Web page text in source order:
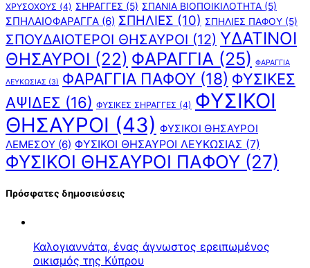
ΧΡΥΣΟΧΟΥΣ (4) ΣΗΡΑΓΓΕΣ (5) ΣΠΑΝΙΑ ΒΙΟΠΟΙΚΙΛΟΤΗΤΑ (5)
ΣΠΗΛΑΙΟΦΑΡΑΓΓΑ (6) ΣΠΗΛΙΕΣ (10) ΣΠΗΛΙΕΣ ΠΑΦΟΥ (5)
ΣΠΟΥΔΑΙΟΤΕΡΟΙ ΘΗΣΑΥΡΟΙ (12) ΥΔΑΤΙΝΟΙ
ΘΗΣΑΥΡΟΙ (22) ΦΑΡΑΓΓΙΑ (25) ΦΑΡΑΓΓΙΑ
ΛΕΥΚΩΣΙΑΣ (3) ΦΑΡΑΓΓΙΑ ΠΑΦΟΥ (18) ΦΥΣΙΚΕΣ
ΑΨΙΔΕΣ (16) ΦΥΣΙΚΕΣ ΣΗΡΑΓΓΕΣ (4) ΦΥΣΙΚΟΙ
ΘΗΣΑΥΡΟΙ (43) ΦΥΣΙΚΟΙ ΘΗΣΑΥΡΟΙ
ΛΕΜΕΣΟΥ (6) ΦΥΣΙΚΟΙ ΘΗΣΑΥΡΟΙ ΛΕΥΚΩΣΙΑΣ (7)
ΦΥΣΙΚΟΙ ΘΗΣΑΥΡΟΙ ΠΑΦΟΥ (27)
Πρόσφατες δημοσιεύσεις
Καλογιαννάτα, ένας άγνωστος ερειπωμένος
οικισμός της Κύπρου